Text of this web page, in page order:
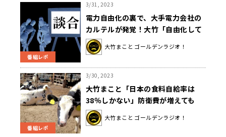
番組レポ
3/31, 2023
電力自由化の裏で、大手電力会社の
カルテルが発覚！大竹「自由化して
もカルテルがあると全然形骸化しち
ゃう」
大竹まこと ゴールデンラジオ！
番組レポ
3/30, 2023
大竹まこと「日本の食料自給率は
38％しかない」防衛費が増えても
「兵糧攻め」されれば…
大竹まこと ゴールデンラジオ！